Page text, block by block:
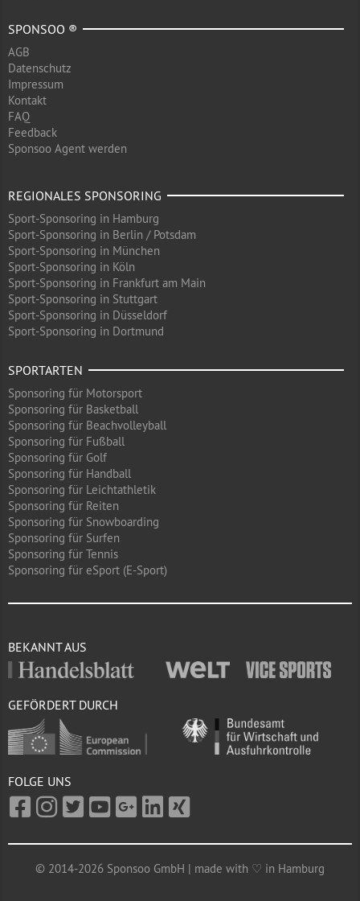
SPONSOO ®
AGB
Datenschutz
Impressum
Kontakt
FAQ
Feedback
Sponsoo Agent werden
REGIONALES SPONSORING
Sport-Sponsoring in Hamburg
Sport-Sponsoring in Berlin / Potsdam
Sport-Sponsoring in München
Sport-Sponsoring in Köln
Sport-Sponsoring in Frankfurt am Main
Sport-Sponsoring in Stuttgart
Sport-Sponsoring in Düsseldorf
Sport-Sponsoring in Dortmund
SPORTARTEN
Sponsoring für Motorsport
Sponsoring für Basketball
Sponsoring für Beachvolleyball
Sponsoring für Fußball
Sponsoring für Golf
Sponsoring für Handball
Sponsoring für Leichtathletik
Sponsoring für Reiten
Sponsoring für Snowboarding
Sponsoring für Surfen
Sponsoring für Tennis
Sponsoring für eSport (E-Sport)
BEKANNT AUS
GEFÖRDERT DURCH
FOLGE UNS
© 2014-2026 Sponsoo GmbH | made with ♡ in Hamburg